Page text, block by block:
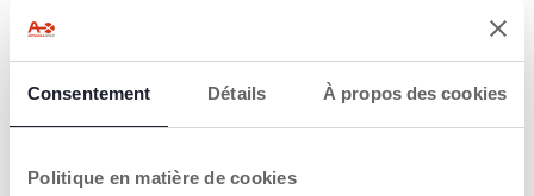
Consentement Détails À propos des cookies
Politique en matière de cookies
Sous-total
309,98 €
Total